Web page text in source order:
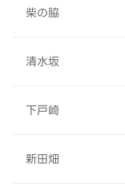
柴の脇
清水坂
下戸崎
新田畑